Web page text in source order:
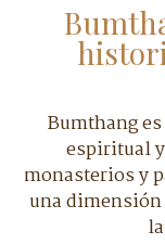
Bumthang
espiritual
monasterios y
una